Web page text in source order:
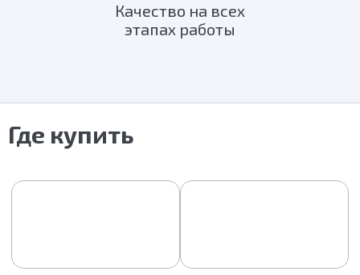
Качество на всех
этапах работы
Где купить